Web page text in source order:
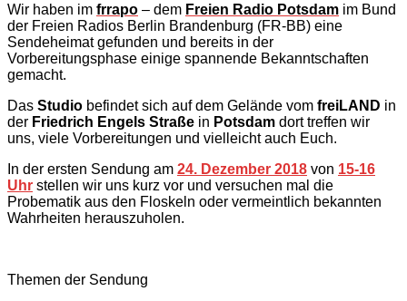
Wir haben im frrapo – dem Freien Radio Potsdam im Bund
der Freien Radios Berlin Brandenburg (FR-BB) eine
Sendeheimat gefunden und bereits in der
Vorbereitungsphase einige spannende Bekanntschaften
gemacht.
Das Studio befindet sich auf dem Gelände vom freiLAND in
der Friedrich Engels Straße in Potsdam dort treffen wir
uns, viele Vorbereitungen und vielleicht auch Euch.
In der ersten Sendung am 24. Dezember 2018 von 15-16
Uhr stellen wir uns kurz vor und versuchen mal die
Probematik aus den Floskeln oder vermeintlich bekannten
Wahrheiten herauszuholen.
Themen der Sendung